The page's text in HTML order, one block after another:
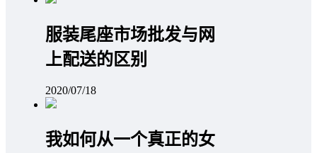
服装尾座市场批发与网
上配送的区别
2020/07/18
我如何从一个真正的女